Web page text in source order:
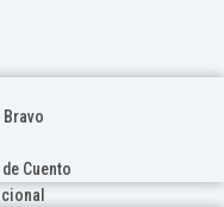
Cuento